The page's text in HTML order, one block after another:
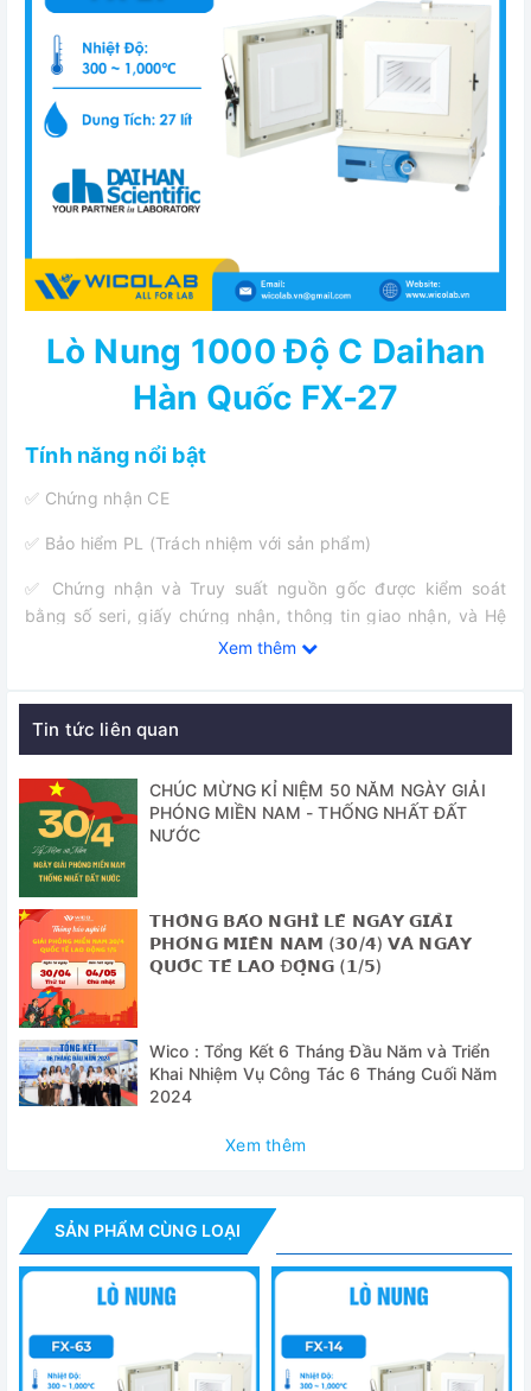
Lò Nung 1000 Độ C Daihan
Hàn Quốc FX-27
Tính năng nổi bật
✅ Chứng nhận CE
✅ Bảo hiểm PL (Trách nhiệm với sản phẩm)
✅ Chứng nhận và Truy suất nguồn gốc được kiểm soát
bằng số seri, giấy chứng nhận, thông tin giao nhận, và Hệ
thống cơ sở dữ liệu theo dõi
✅ Thiết kế sử dụng cho các ứng dụng xác định hàm lượng
tro, tráng men, làm khô kết tủa, nung chảy
✅ Chức năng tự động bù nhiệt (± 50℃).
✅ Phím điều khiển an toàn ngay cả khi cửa lò mở
✅ Độ phân giải: 1 ℃, 1 phút
✅ Gồm 4 mặt làm nóng, sợi gia nhiệt bằng sứ
Thông số kỹ thuật
Model
Gia nhiệt
Cặp nhiệt
Công suất gia nhiệt
Thời gian để đạt tới 800 độ C
Xem thêm
Tin tức liên quan
CHÚC MỪNG KỈ NIỆM 50 NĂM NGÀY GIẢI
PHÓNG MIỀN NAM - THỐNG NHẤT ĐẤT
NƯỚC
𝗧𝗛𝗢̂𝗡𝗚 𝗕𝗔́𝗢 𝗡𝗚𝗛𝗜̉ 𝗟𝗘̂̃ 𝗡𝗚𝗔̀𝗬 𝗚𝗜𝗔̉𝗜
𝗣𝗛𝗢́𝗡𝗚 𝗠𝗜𝗘̂̀𝗡 𝗡𝗔𝗠 (𝟯𝟬/𝟰) 𝗩𝗔̀ 𝗡𝗚𝗔̀𝗬
𝗤𝗨𝗢̂́𝗖 𝗧𝗘̂́ 𝗟𝗔𝗢 Đ𝗢̣̂𝗡𝗚 (𝟭/𝟱)
Wico : Tổng Kết 6 Tháng Đầu Năm và Triển
Khai Nhiệm Vụ Công Tác 6 Tháng Cuối Năm
2024
Xem thêm
SẢN PHẨM CÙNG LOẠI